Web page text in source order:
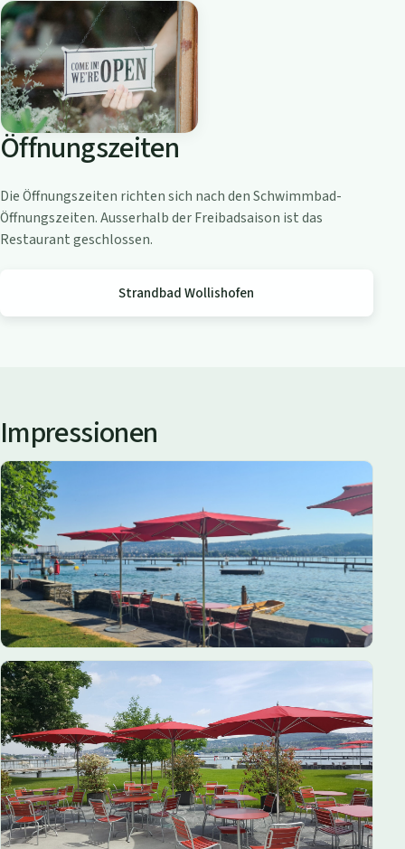
r
o
a
m
Z
ü
i
c
h
e
Öffnungszeiten
Die Öffnungszeiten richten sich nach den Schwimmbad-
Öffnungszeiten. Ausserhalb der Freibadsaison ist das
Restaurant geschlossen.
Strandbad Wollishofen
Impressionen